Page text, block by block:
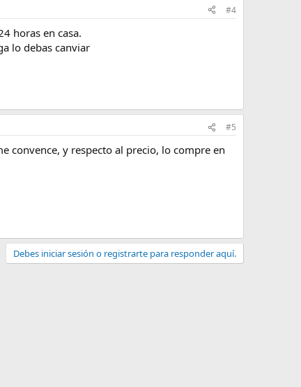
#4
horas en casa.
lo debas canviar
#5
convence, y respecto al precio, lo compre en
Debes iniciar sesión o registrarte para responder aquí.